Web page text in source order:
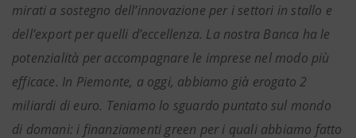
mirati a sostegno dell’innovazione per i settori in stallo e
dell’export per quelli d’eccellenza. La nostra Banca ha le
potenzialità per accompagnare le imprese nel modo più
efficace. In Piemonte, a oggi, abbiamo già erogato 2
miliardi di euro. Teniamo lo sguardo puntato sul mondo
di domani: i finanziamenti green per i quali abbiamo fatto